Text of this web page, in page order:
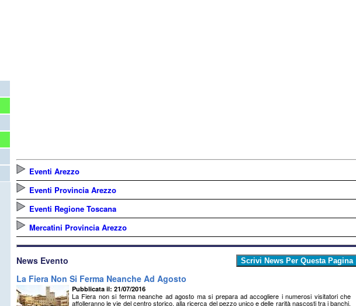
Eventi Arezzo
Eventi Provincia Arezzo
Eventi Regione Toscana
Mercatini Provincia Arezzo
News Evento
La Fiera Non Si Ferma Neanche Ad Agosto
Pubblicata il: 21/07/2016
La Fiera non si ferma neanche ad agosto ma si prepara ad accogliere i numerosi visitatori che
affolleranno le vie del centro storico, alla ricerca del pezzo unico e delle rarità nascosti tra i banchi.